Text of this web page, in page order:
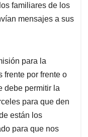
familiares de los
mensajes a sus
para la
frente por frente o
debe permitir la
para que den
están los
para que nos